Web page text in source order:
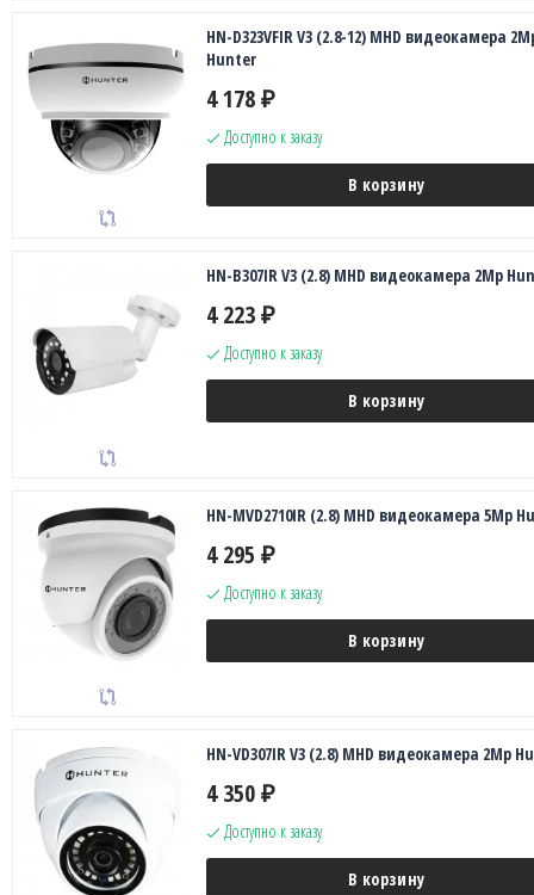
HN-D323VFIR V3 (2.8-12) MHD видеокамера
Hunter
4 178 ₽
Доступно к заказу
В корзину
HN-B307IR V3 (2.8) MHD видеокамера 2Mp
4 223 ₽
Доступно к заказу
В корзину
HN-MVD2710IR (2.8) MHD видеокамера 5Mp
4 295 ₽
Доступно к заказу
В корзину
HN-VD307IR V3 (2.8) MHD видеокамера 2Mp
4 350 ₽
Доступно к заказу
В корзину